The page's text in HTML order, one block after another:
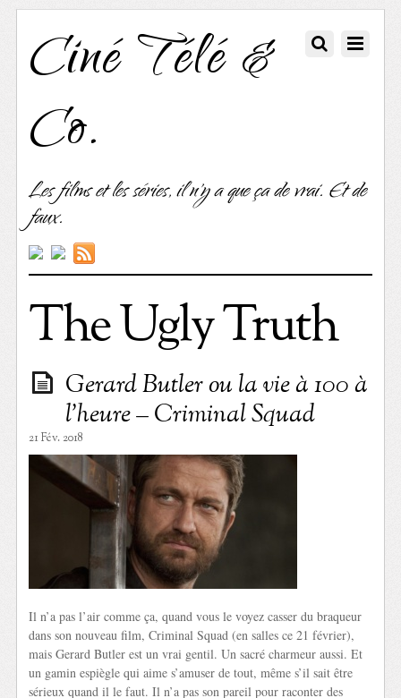
Ciné Télé &
Co.
Les films et les séries, il n'y a que ça de vrai. Et de
faux.
The Ugly Truth
Gerard Butler ou la vie à 100 à
l’heure – Criminal Squad
21 Fév. 2018
Il n’a pas l’air comme ça, quand vous le voyez casser du braqueur
dans son nouveau film, Criminal Squad (en salles ce 21 février),
mais Gerard Butler est un vrai gentil. Un sacré charmeur aussi. Et
un gamin espiègle qui aime s’amuser de tout, même s’il sait être
sérieux quand il le faut. Il n’a pas son pareil pour raconter des